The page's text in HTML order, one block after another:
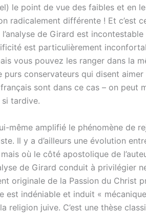
le point de vue des faibles et
radicalement différente ! Et
de Girard est
est particulièrement
vous pouvez les ranger dans la
purs conservateurs qui disent
sont dans ce cas – on
si tardive.
même amplifié le phénomène
Il y a d’ailleurs une évolution
où le côté apostolique de
de Girard conduit à
originale de la Passion du
est indéniable et induit «
religion juive. C’est une thèse